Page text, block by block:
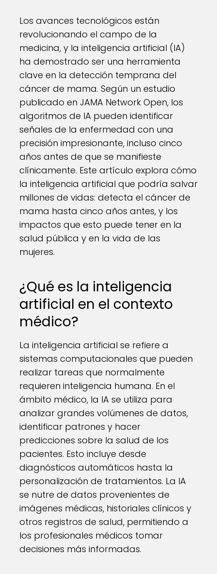
Los avances tecnológicos están
revolucionando el campo de la
medicina, y la inteligencia artificial (IA)
ha demostrado ser una herramienta
clave en la detección temprana del
cáncer de mama. Según un estudio
publicado en JAMA Network Open, los
algoritmos de IA pueden identificar
señales de la enfermedad con una
precisión impresionante, incluso cinco
años antes de que se manifieste
clínicamente. Este artículo explora cómo
la inteligencia artificial que podría salvar
millones de vidas: detecta el cáncer de
mama hasta cinco años antes, y los
impactos que esto puede tener en la
salud pública y en la vida de las
mujeres.
¿Qué es la inteligencia
artificial en el contexto
médico?
La inteligencia artificial se refiere a
sistemas computacionales que pueden
realizar tareas que normalmente
requieren inteligencia humana. En el
ámbito médico, la IA se utiliza para
analizar grandes volúmenes de datos,
identificar patrones y hacer
predicciones sobre la salud de los
pacientes. Esto incluye desde
diagnósticos automáticos hasta la
personalización de tratamientos. La IA
se nutre de datos provenientes de
imágenes médicas, historiales clínicos y
otros registros de salud, permitiendo a
los profesionales médicos tomar
decisiones más informadas.